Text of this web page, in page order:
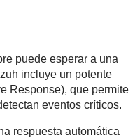
puede esperar a una
incluye un potente
Response), que permite
eventos críticos.
respuesta automática